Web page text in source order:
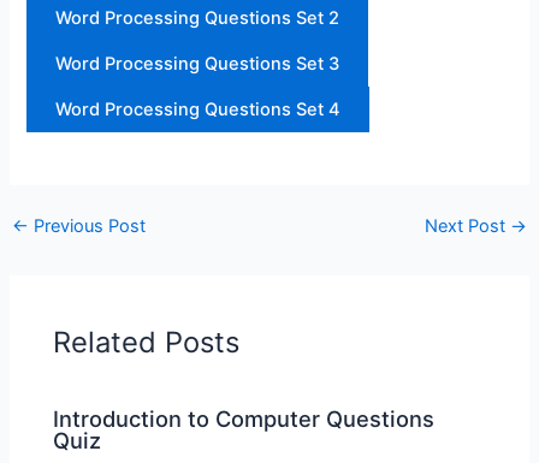
Word Processing Questions Set 2
Word Processing Questions Set 3
Word Processing Questions Set 4
← Previous Post Next Post →
Related Posts
Introduction to Computer Questions
Quiz